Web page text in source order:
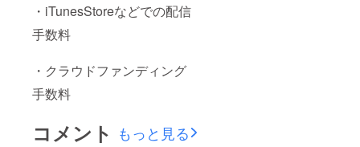
・iTunesStoreなどでの配信
手数料
・クラウドファンディング
手数料
コメント もっと見る